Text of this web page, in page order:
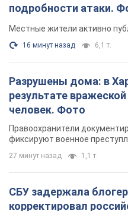
подробности атаки.
Местные жители активно
16 минут назад 6,1 т.
Разрушены дома: в
результате
человек. Фото
Правоохранители
фиксируют военное
27 минут назад 1,1 т.
СБУ задержала
корректировал